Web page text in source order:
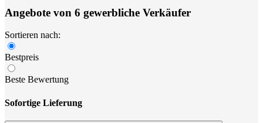
Angebote von 6 gewerbliche Verkäufer
Sortieren nach:
Bestpreis
Beste Bewertung
Sofortige Lieferung